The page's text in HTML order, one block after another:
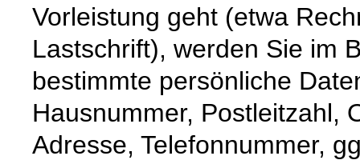
Vorleistung geht (etwa
Lastschrift), werden Sie im
bestimmte persönliche
Hausnummer, Postleitzahl,
Adresse, Telefonnummer,